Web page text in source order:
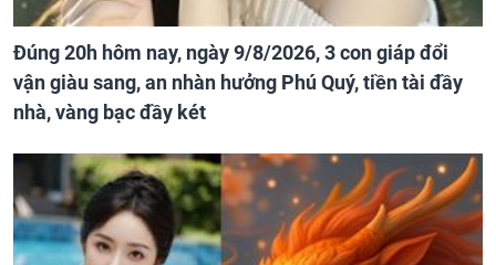
Đúng 20h hôm nay, ngày 9/8/2026, 3 con giáp đổi
vận giàu sang, an nhàn hưởng Phú Quý, tiền tài đầy
nhà, vàng bạc đầy két